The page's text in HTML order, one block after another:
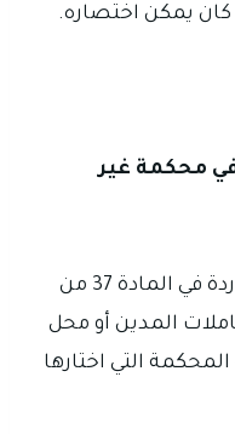
كان يمكن اختصاره.
محكمة غير
نعم إذا تحقق أحد الخيارات الواردة في المادة 37 من
المدين أو محل
المحكمة التي اختارها